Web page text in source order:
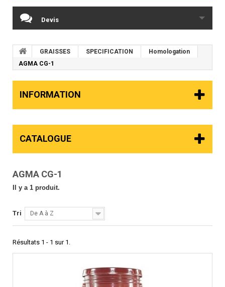
Devis
GRAISSES SPECIFICATION
Homologation
AGMA CG-1
INFORMATION
CATALOGUE
AGMA CG-1
Il y a 1 produit.
Tri De A à Z
Résultats 1 - 1 sur 1.